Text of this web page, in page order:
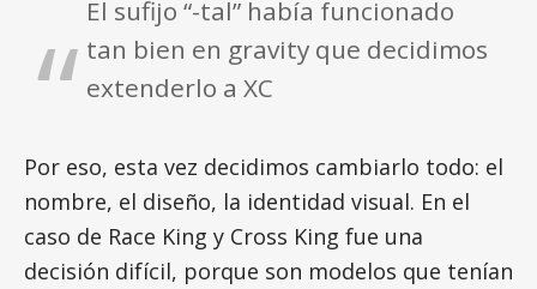
El sufijo “-tal” había funcionado
tan bien en gravity que decidimos
extenderlo a XC
Por eso, esta vez decidimos cambiarlo todo: el
nombre, el diseño, la identidad visual. En el
caso de Race King y Cross King fue una
decisión difícil, porque son modelos que tenían